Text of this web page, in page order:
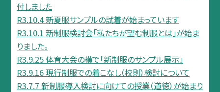
付しました
R3.10.4 新夏服サンプルの試着が始まっています
R3.10.1 新制服検討会「私たちが望む制服とは」が始ま
りました。
R3.9.25 体育大会の横で「新制服のサンプル展示」
R3.9.16 現行制服での着こなし（校則）検討について
R3.7.7 新制服導入検討に向けての授業（道徳）が始まり